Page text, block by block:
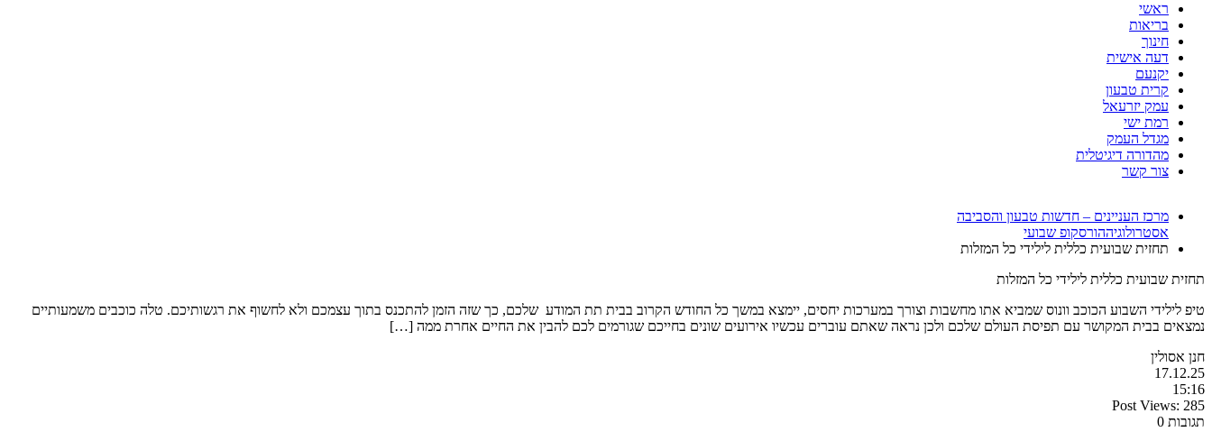
ראשי
בריאות
חינוך
דעה אישית
יקנעם
קרית טבעון
עמק יזרעאל
רמת ישי
מגדל העמק
מהדורה דיגיטלית
צור קשר
מרכז העניינים – חדשות טבעון והסביבה
אסטרולוגיההורסקופ שבועי
תחזית שבועית כללית לילידי כל המזלות
תחזית שבועית כללית לילידי כל המזלות
טיפ לילידי השבוע הכוכב וונוס שמביא אתו מחשבות וצורך במערכות יחסים, יימצא במשך כל החודש הקרוב בבית תת המודע שלכם, כך שזה הזמן להתכנס בתוך עצמכם ולא לחשוף את רגשותיכם. טלה כוכבים משמעותיים
נמצאים בבית המקושר עם תפיסת העולם שלכם ולכן נראה שאתם עוברים עכשיו אירועים שונים בחייכם שגורמים לכם להבין את החיים אחרת ממה […]
חנן אסולין
17.12.25
15:16
Post Views: 285
תגובות 0